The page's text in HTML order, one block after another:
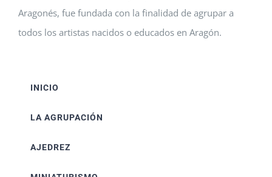
Aragonés, fue fundada con la finalidad de agrupar a
todos los artistas nacidos o educados en Aragón.
INICIO
LA AGRUPACIÓN
AJEDREZ